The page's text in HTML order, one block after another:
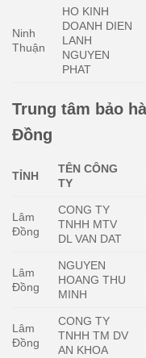
Ninh
Thuận
HO KINH
DOANH DIEN
LANH
NGUYEN
PHAT
Trung tâm bảo
Đồng
TỈNH
TÊN CÔNG
TY
Lâm
Đồng
CONG TY
TNHH MTV
DL VAN DAT
Lâm
Đồng
NGUYEN
HOANG THU
MINH
Lâm
Đồng
CONG TY
TNHH TM DV
AN KHOA